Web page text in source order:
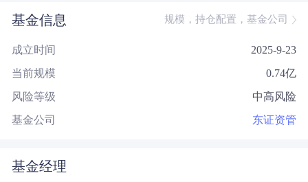
基金信息 规模，持仓配置，基金公司
成立时间 2025-9-23
当前规模 0.74亿
风险等级 中高风险
基金公司 东证资管
基金经理